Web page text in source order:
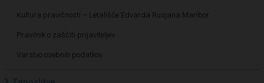
Kultura pravičnosti – Letališče Edvarda Rusjana Maribor
Pravilnik o zaščiti prijaviteljev
Varstvo osebnih podatkov